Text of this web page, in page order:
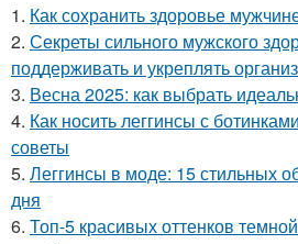
1. Как сохранить здоровье
2. Секреты сильного мужского
поддерживать и укреплять
3. Весна 2025: как выбрать
4. Как носить леггинсы с
советы
5. Леггинсы в моде: 15 стильных
дня
6. Топ-5 красивых оттенков